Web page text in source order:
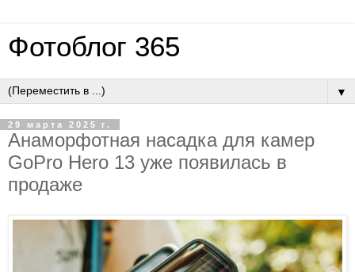
Фотоблог 365
▼
29 марта 2025 г.
Анаморфотная насадка для камер
GoPro Hero 13 уже появилась в
продаже